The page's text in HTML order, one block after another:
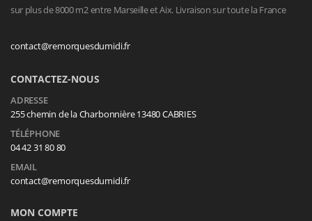
sur plus de 8000 m2 entre Marseille et Aix. Livraison sur toute la France
contact@remorquesdumidi.fr
CONTACTEZ-NOUS
ADRESSE
255 chemin de la Charbonnière 13480 CABRIES
TÉLÉPHONE
04 42 31 80 80
EMAIL
contact@remorquesdumidi.fr
MON COMPTE